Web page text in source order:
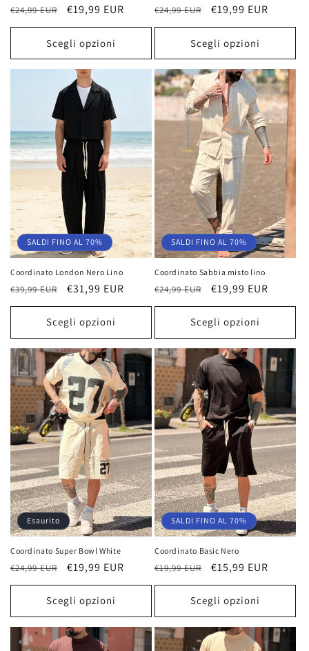
Prezzo
di
€24,99 EUR
Prezzo
scontato
€19,99 EUR
Scegli opzioni
Prezzo
di
€24,99 EUR
Prezzo
scontato
€19,99 EUR
Scegli opzioni
SALDI FINO AL 70%
Coordinato London Nero Lino
Prezzo
di
€39,99 EUR
Prezzo
scontato
€31,99 EUR
Scegli opzioni
SALDI FINO AL 70%
Coordinato Sabbia misto lino
Prezzo
di
€24,99 EUR
Prezzo
scontato
€19,99 EUR
Scegli opzioni
Esaurito
Coordinato Super Bowl White
Prezzo
di
€24,99 EUR
Prezzo
scontato
€19,99 EUR
Scegli opzioni
SALDI FINO AL 70%
Coordinato Basic Nero
Prezzo
di
€19,99 EUR
Prezzo
scontato
€15,99 EUR
Scegli opzioni